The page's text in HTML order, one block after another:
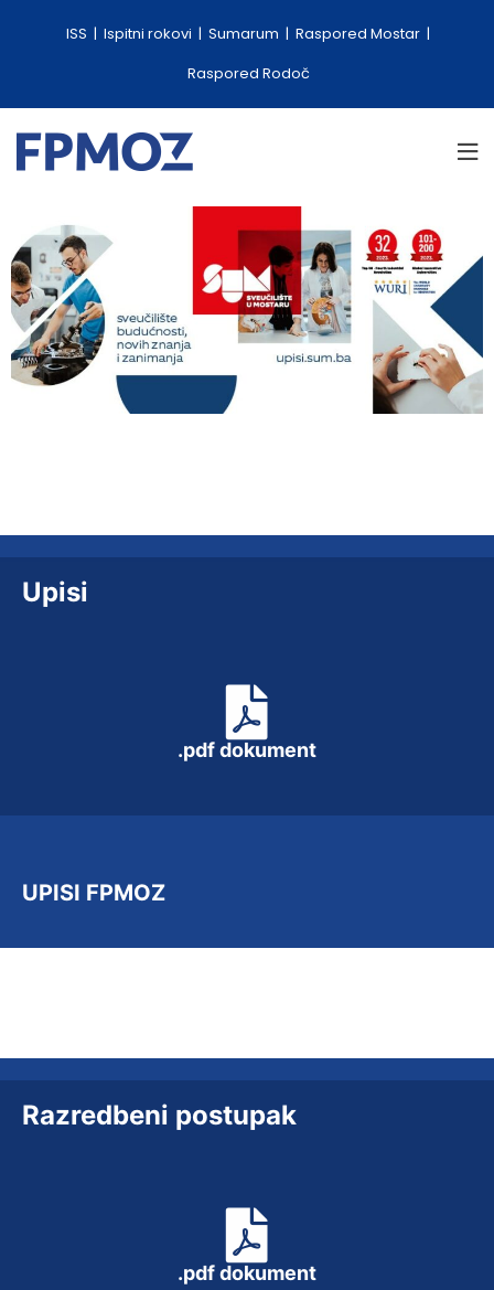
ISS Ispitni rokovi Sumarum
Raspored Mostar
Raspored Rodoč
Upisi
.pdf dokument
UPISI FPMOZ
Razredbeni postupak
.pdf dokument